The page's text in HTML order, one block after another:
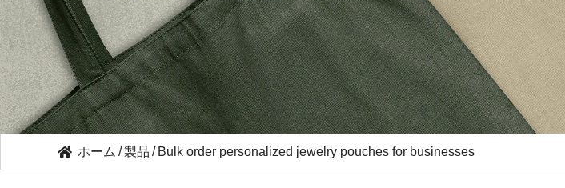
ホーム /製品 / Bulk order personalized jewelry pouches for businesses